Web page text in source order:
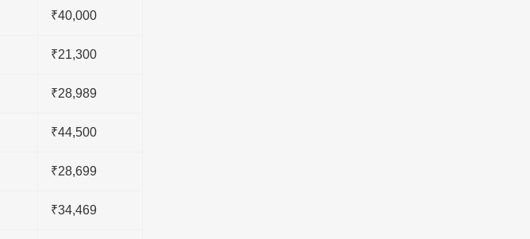
₹40,000
₹21,300
₹28,989
₹44,500
₹28,699
₹34,469